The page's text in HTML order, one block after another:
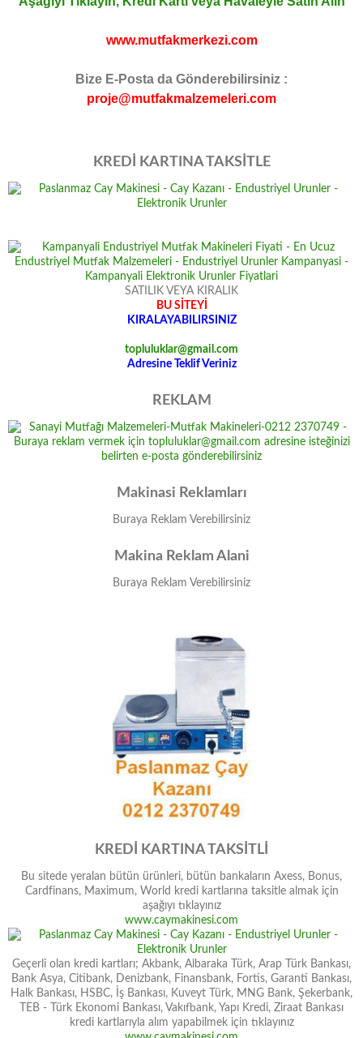
www.mutfakmerkezi.com
Bize E-Posta da Gönderebilirsiniz :
proje@mutfakmalzemeleri.com
KREDİ KARTINA TAKSİTLE
SATILIK VEYA KIRALIK
BU SİTEYİ
KIRALAYABILIRSINIZ
topluluklar@gmail.com
Adresine Teklif Veriniz
REKLAM
Makinasi Reklamları
Buraya Reklam Verebilirsiniz
Makina Reklam Alani
Buraya Reklam Verebilirsiniz
KREDİ KARTINA TAKSİTLİ
Bu sitede yeralan bütün ürünleri, bütün bankaların Axess, Bonus,
Cardfinans, Maximum, World kredi kartlarına taksitle almak için
aşağıyı tıklayınız
www.caymakinesi.com
Geçerli olan kredi kartları; Akbank, Albaraka Türk, Arap Türk Bankası,
Bank Asya, Citibank, Denizbank, Finansbank, Fortis, Garanti Bankası,
Halk Bankası, HSBC, İş Bankası, Kuveyt Türk, MNG Bank, Şekerbank,
TEB - Türk Ekonomi Bankası, Vakıfbank, Yapı Kredi, Ziraat Bankası
kredi kartlarıyla alım yapabilmek için tıklayınız